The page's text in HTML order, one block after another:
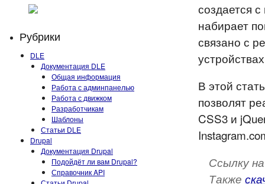
Рубрики
DLE
Документация DLE
Общая информация
Работа с админпанелью
Работа с движком
Разработчикам
Шаблоны
Статьи DLE
Drupal
Документация Drupal
Подойдёт ли вам Drupal?
Справочник API
создается
набирает
связано с
В этой
позволят
CSS3 и
Ссылку
Также